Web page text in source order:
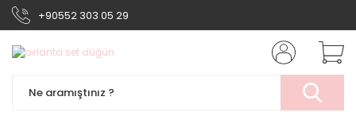
+90552 303 05 29